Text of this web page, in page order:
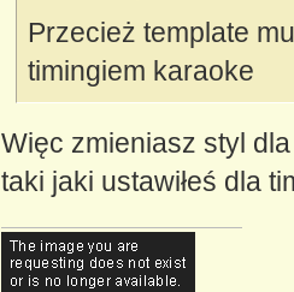
Przecież template
timingiem karaoke
Więc zmieniasz styl
taki jaki ustawiłeś dla